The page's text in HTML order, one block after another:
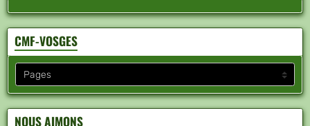
CMF-VOSGES
NOUS AIMONS